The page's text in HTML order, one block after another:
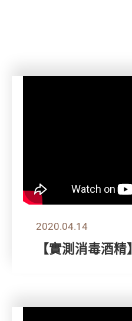
2020.04.14
【實測消毒酒精】